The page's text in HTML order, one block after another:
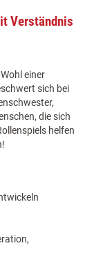
Verständnis
einer
sich bei
die sich
helfen